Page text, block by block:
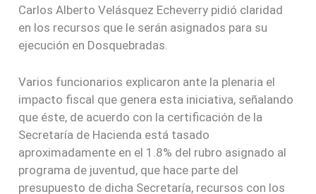
Carlos Alberto Velásquez Echeverry pidió claridad
en los recursos que le serán asignados para su
ejecución en Dosquebradas.
Varios funcionarios explicaron ante la plenaria el
impacto fiscal que genera esta iniciativa, señalando
que éste, de acuerdo con la certificación de la
Secretaría de Hacienda está tasado
aproximadamente en el 1.8% del rubro asignado al
programa de juventud, que hace parte del
presupuesto de dicha Secretaría, recursos con los